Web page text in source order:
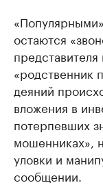
остаются
«родственник
деяний
вложения в
потерпевших
мошенниках»,
уловки и
сообщении.